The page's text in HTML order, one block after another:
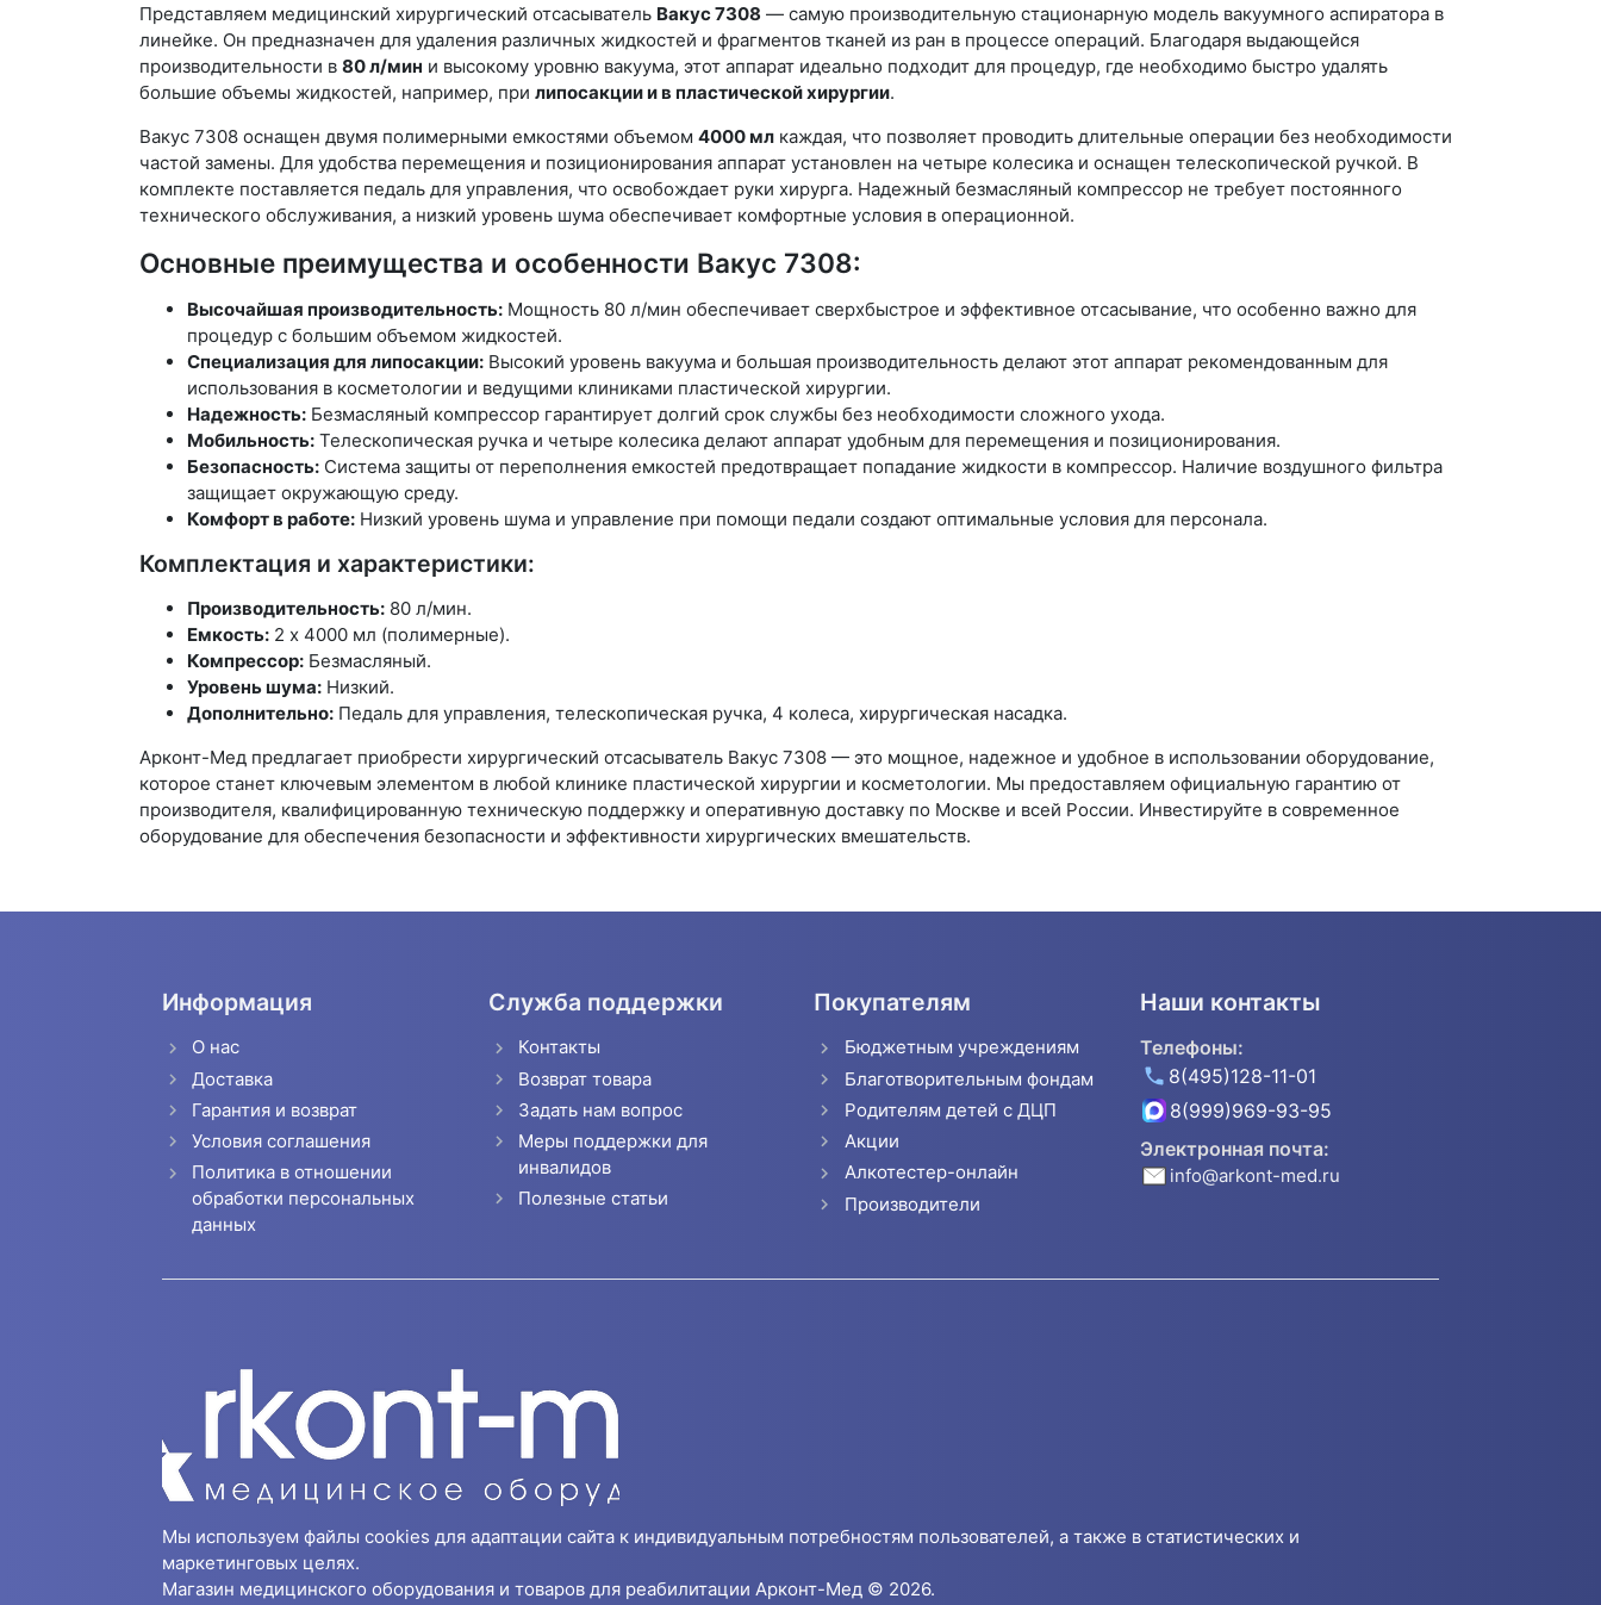
Представляем медицинский хирургический отсасыватель Вакус 7308 — самую производительную стационарную модель вакуумного аспиратора в
линейке. Он предназначен для удаления различных жидкостей и фрагментов тканей из ран в процессе операций. Благодаря выдающейся
производительности в 80 л/мин и высокому уровню вакуума, этот аппарат идеально подходит для процедур, где необходимо быстро удалять
большие объемы жидкостей, например, при липосакции и в пластической хирургии.
Вакус 7308 оснащен двумя полимерными емкостями объемом 4000 мл каждая, что позволяет проводить длительные операции без необходимости
частой замены. Для удобства перемещения и позиционирования аппарат установлен на четыре колесика и оснащен телескопической ручкой. В
комплекте поставляется педаль для управления, что освобождает руки хирурга. Надежный безмасляный компрессор не требует постоянного
технического обслуживания, а низкий уровень шума обеспечивает комфортные условия в операционной.
Основные преимущества и особенности Вакус 7308:
Высочайшая производительность: Мощность 80 л/мин обеспечивает сверхбыстрое и эффективное отсасывание, что особенно важно для
процедур с большим объемом жидкостей.
Специализация для липосакции: Высокий уровень вакуума и большая производительность делают этот аппарат рекомендованным для
использования в косметологии и ведущими клиниками пластической хирургии.
Надежность: Безмасляный компрессор гарантирует долгий срок службы без необходимости сложного ухода.
Мобильность: Телескопическая ручка и четыре колесика делают аппарат удобным для перемещения и позиционирования.
Безопасность: Система защиты от переполнения емкостей предотвращает попадание жидкости в компрессор. Наличие воздушного фильтра
защищает окружающую среду.
Комфорт в работе: Низкий уровень шума и управление при помощи педали создают оптимальные условия для персонала.
Комплектация и характеристики:
Производительность: 80 л/мин.
Емкость: 2 х 4000 мл (полимерные).
Компрессор: Безмасляный.
Уровень шума: Низкий.
Дополнительно: Педаль для управления, телескопическая ручка, 4 колеса, хирургическая насадка.
Арконт-Мед предлагает приобрести хирургический отсасыватель Вакус 7308 — это мощное, надежное и удобное в использовании оборудование,
которое станет ключевым элементом в любой клинике пластической хирургии и косметологии. Мы предоставляем официальную гарантию от
производителя, квалифицированную техническую поддержку и оперативную доставку по Москве и всей России. Инвестируйте в современное
оборудование для обеспечения безопасности и эффективности хирургических вмешательств.
Информация
О нас
Доставка
Гарантия и возврат
Условия соглашения
Политика в отношении
обработки персональных
данных
Служба поддержки
Контакты
Возврат товара
Задать нам вопрос
Меры поддержки для
инвалидов
Полезные статьи
Покупателям
Бюджетным учреждениям
Благотворительным фондам
Родителям детей с ДЦП
Акции
Алкотестер-онлайн
Производители
Наши контакты
Телефоны:
8(495)128-11-01
8(999)969-93-95
Электронная почта:
info@arkont-med.ru
Мы используем файлы cookies для адаптации сайта к индивидуальным потребностям пользователей, а также в статистических и
маркетинговых целях.
Магазин медицинского оборудования и товаров для реабилитации Арконт-Мед © 2026.